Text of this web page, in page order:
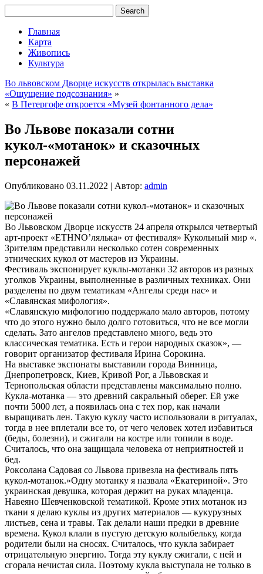
Главная
Карта
Живопись
Культура
Во львовском Дворце искусств открылась выставка
«Ощущение подсознания» »
« В Петергофе откроется «Музей фонтанного дела»
Во Львове показали сотни
кукол-«мотанок» и сказочных
персонажей
Опубликовано 03.11.2022 | Автор: admin
Во Львовском Дворце искусств 24 апреля открылся четвертый
арт-проект «ETHNO’лялька» от фестиваля» Кукольный мир «.
Зрителям представили несколько сотен современных
этнических кукол от мастеров из Украины.
Фестиваль экспонирует куклы-мотанки 32 авторов из разных
уголков Украины, выполненные в различных техниках. Они
разделены по двум тематикам «Ангелы среди нас» и
«Славянская мифология».
«Славянскую мифологию поддержало мало авторов, потому
что до этого нужно было долго готовиться, что не все могли
сделать. Зато ангелов представлено много, ведь это
классическая тематика. Есть и герои народных сказок», —
говорит организатор фестиваля Ирина Сорокина.
На выставке экспонаты выставили города Винница,
Днепропетровск, Киев, Кривой Рог, а Львовская и
Тернопольская области представлены максимально полно.
Кукла-мотанка — это древний сакральный оберег. Ей уже
почти 5000 лет, а появилась она с тех пор, как начали
выращивать лен. Такую куклу часто использовали в ритуалах,
тогда в нее вплетали все то, от чего человек хотел избавиться
(беды, болезни), и сжигали на костре или топили в воде.
Считалось, что она защищала человека от неприятностей и
бед.
Роксолана Садовая со Львова привезла на фестиваль пять
кукол-мотанок.»Одну мотанку я назвала «Екатериной». Это
украинская девушка, которая держит на руках младенца.
Навеяно Шевченковской тематикой. Кроме этих мотанок из
ткани я делаю куклы из других материалов — кукурузных
листьев, сена и травы. Так делали наши предки в древние
времена. Кукол клали в пустую детскую колыбельку, когда
родители были на сносях. Считалось, что кукла забирает
отрицательную энергию. Тогда эту куклу сжигали, с ней и
сгорала нечистая сила. Поэтому кукла выступала не только в